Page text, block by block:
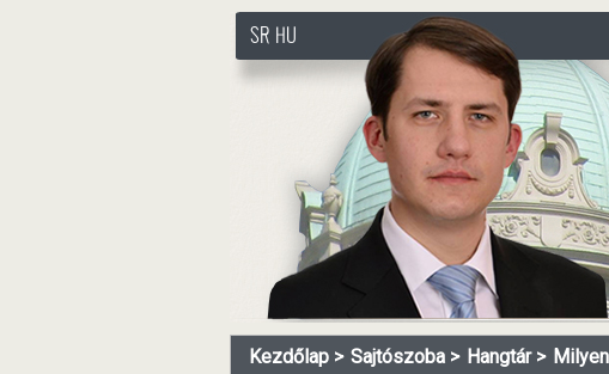
http://www.pasztorbalint.rs/hu
SR HU
Kezdőlap Sajtószoba Hangtár